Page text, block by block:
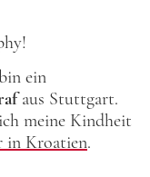
ein
aus Stuttgart.
meine Kindheit
in Kroatien.